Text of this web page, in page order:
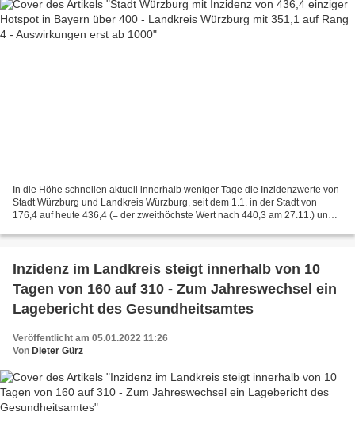
In die Höhe schnellen aktuell innerhalb weniger Tage die Inzidenzwerte von
Stadt Würzburg und Landkreis Würzburg, seit dem 1.1. in der Stadt von
176,4 auf heute 436,4 (= der zweithöchste Wert nach 440,3 am 27.11.) und
Inzidenz im Landkreis steigt innerhalb von 10
Tagen von 160 auf 310 - Zum Jahreswechsel ein
Lagebericht des Gesundheitsamtes
Veröffentlicht am 05.01.2022 11:26
Von Dieter Gürz